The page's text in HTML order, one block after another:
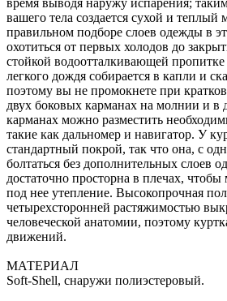
вашего тела создается сухой и
правильном подборе слоев одежды в
охотиться от первых холодов до
стойкой водоотталкивающей
легкого дождя собирается в капли и
поэтому вы не промокнете при
двух боковых карманах на молнии и в
карманах можно разместить
такие как дальномер и навигатор. У
стандартный покрой, так что она, с
болтаться без дополнительных слоев
достаточно просторна в плечах,
под нее утепление. Высокопрочная
четырехсторонней растяжимостью
человеческой анатомии, поэтому
движений.
МАТЕРИАЛ
Soft-Shell, снаружи полиэстеровый.